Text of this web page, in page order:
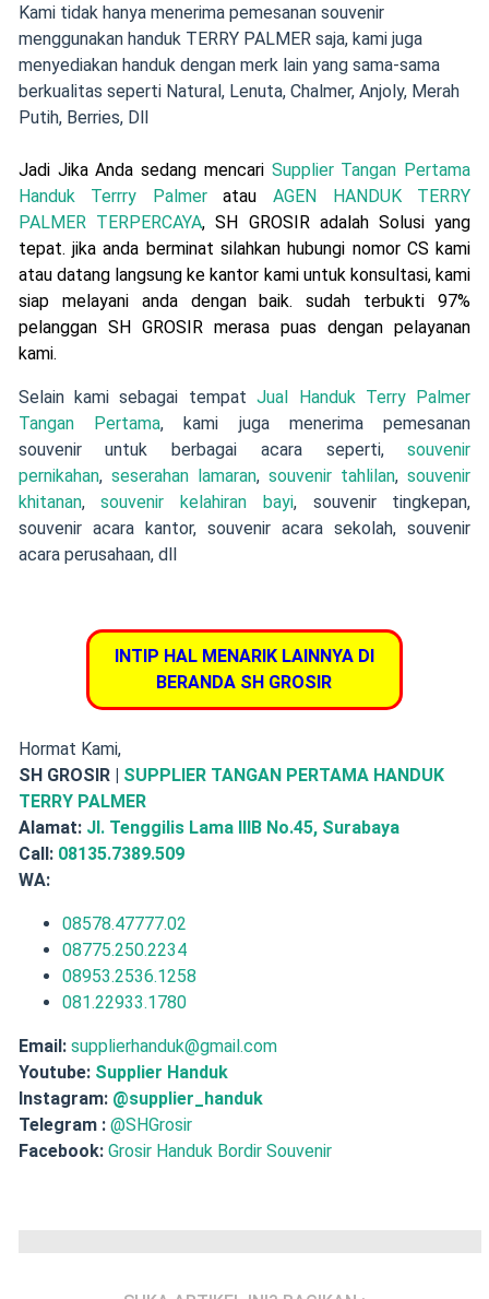
Kami tidak hanya menerima pemesanan souvenir
menggunakan handuk TERRY PALMER saja, kami juga
menyediakan handuk dengan merk lain yang sama-sama
berkualitas seperti Natural, Lenuta, Chalmer, Anjoly, Merah
Putih, Berries, Dll
Jadi Jika Anda sedang mencari Supplier Tangan Pertama
Handuk Terrry PalmeratauAGEN HANDUK TERRY
PALMER TERPERCAYA, SH GROSIR adalah Solusi yang
tepat. jika anda berminat silahkan hubungi nomor CS kami
atau datang langsung ke kantor kami untuk konsultasi, kami
siap melayani anda dengan baik. sudah terbukti 97%
pelanggan SH GROSIR merasa puas dengan pelayanan
kami.
Selain kami sebagai tempatJual Handuk Terry Palmer
Tangan Pertama,kami juga menerima pemesanan
souveniruntuk berbagai acara seperti,souvenir
pernikahan, seserahan lamaran,souvenir tahlilan,souvenir
khitanan,souvenir kelahiran bayi, souvenir tingkepan,
souvenir acara kantor, souvenir acara sekolah, souvenir
acara perusahaan, dll
INTIP HAL MENARIK LAINNYA DI
BERANDA SH GROSIR
Hormat Kami,
SH GROSIR | SUPPLIER TANGAN PERTAMA HANDUK
TERRY PALMER
Alamat: Jl. Tenggilis Lama IIIB No.45, Surabaya
Call: 08135.7389.509
WA:
08578.47777.02
08775.250.2234
08953.2536.1258
081.22933.1780
Email: supplierhanduk@gmail.com
Youtube: Supplier Handuk
Instagram: @supplier_handuk
Telegram : @SHGrosir
Facebook: Grosir Handuk Bordir Souvenir